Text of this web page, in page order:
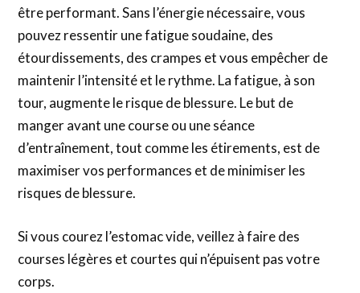
être performant. Sans l’énergie nécessaire, vous
pouvez ressentir une fatigue soudaine, des
étourdissements, des crampes et vous empêcher de
maintenir l’intensité et le rythme. La fatigue, à son
tour, augmente le risque de blessure. Le but de
manger avant une course ou une séance
d’entraînement, tout comme les étirements, est de
maximiser vos performances et de minimiser les
risques de blessure.
Si vous courez l’estomac vide, veillez à faire des
courses légères et courtes qui n’épuisent pas votre
corps.